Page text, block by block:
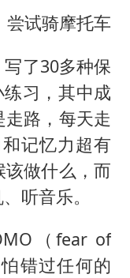
尝试骑摩托车
了30多种保
习，其中成
路，每天走
记忆力超有
做什么，而
听音乐。
（fear of
错过任何的